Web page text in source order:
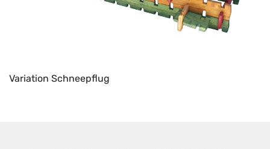
Variation Schneepflug